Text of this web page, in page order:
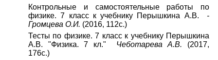
Контрольные и самостоятельные работы по
физике. 7 класс к учебнику Перышкина А.В. -
Громцева О.И. (2016, 112с.)
Тесты по физике. 7 класс к учебнику Перышкина
А.В. "Физика. 7 кл." Чеботарева А.В. (2017,
176с.)